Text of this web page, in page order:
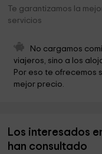
Ermita de san Blas
Cementerio del Toboso
SAN ISIDRO
Ermita de San Isidro
Charcones Miguel
Te garantizamos la
servicios
No cargamos
viajeros, sino a los
Por eso te ofrecemos
mejor precio.
Los interesados
han consultado